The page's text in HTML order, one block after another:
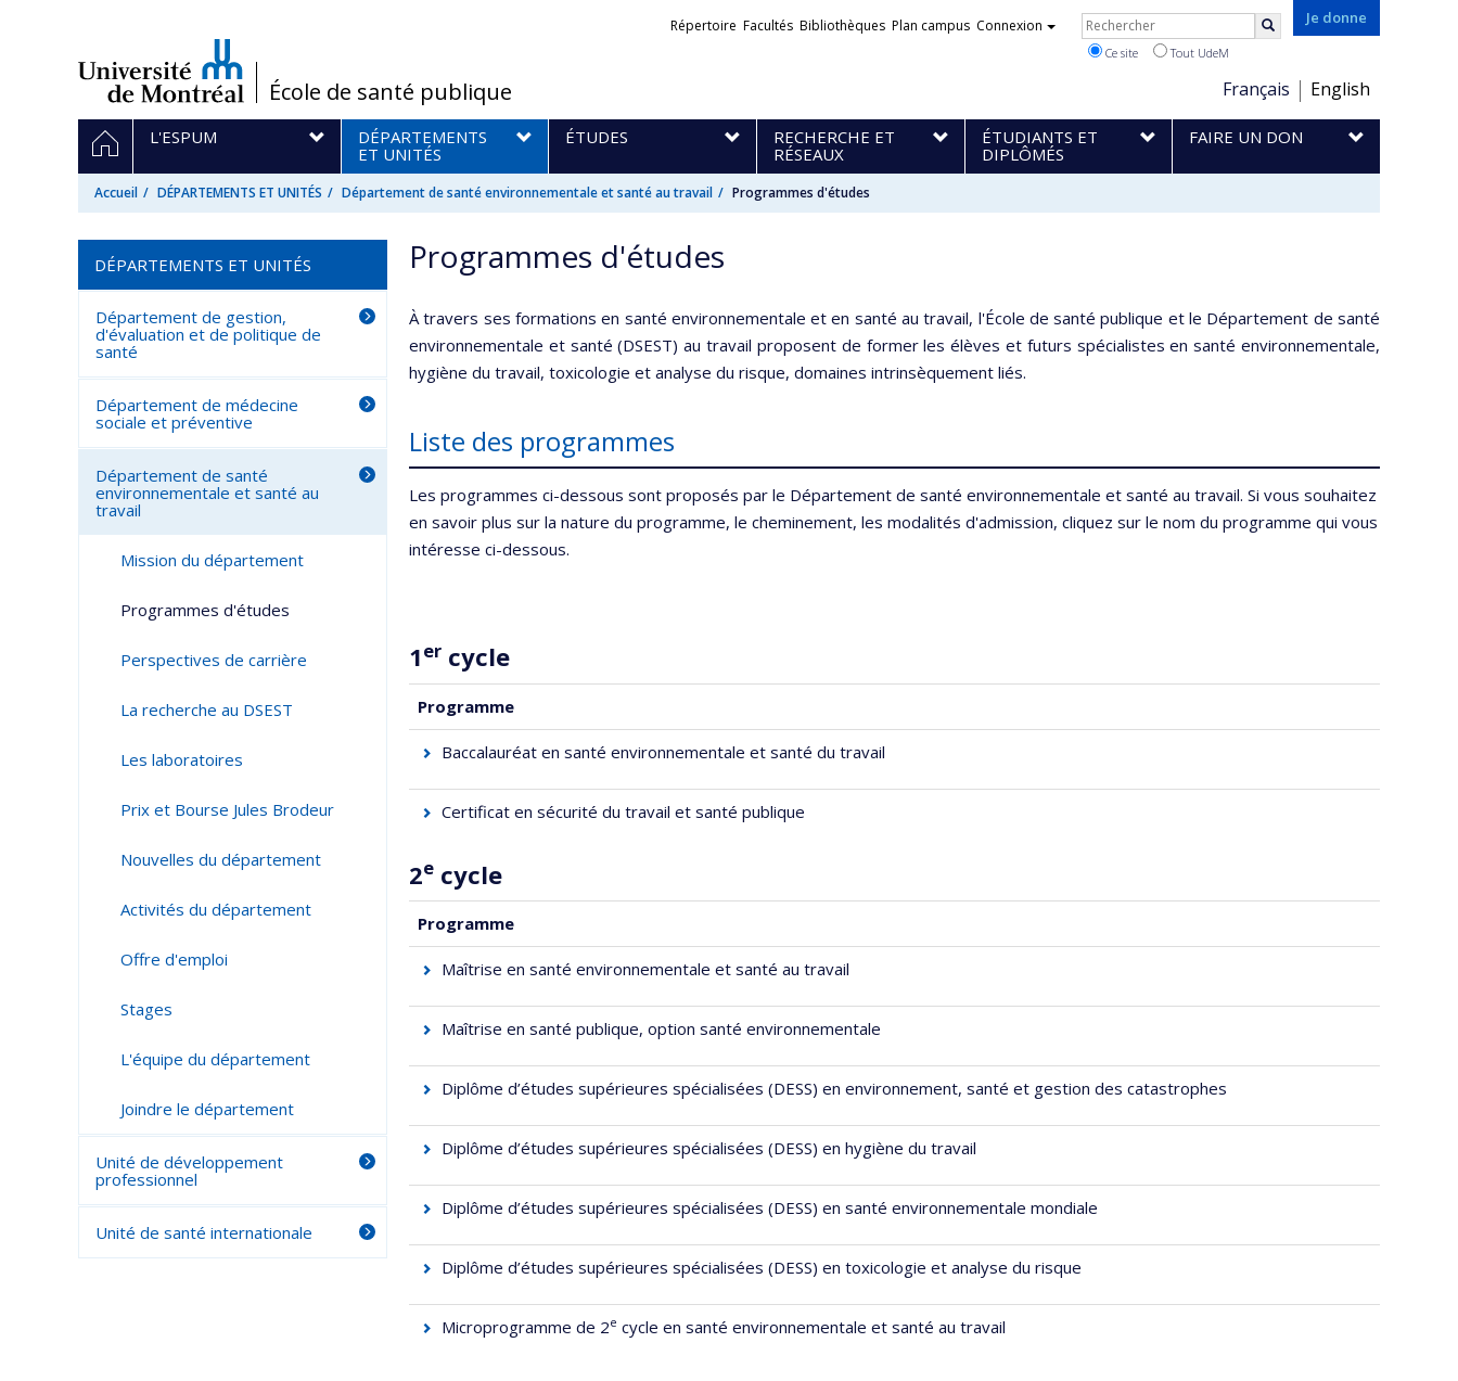
/École de santé publique
Je donne
Choix
de
la
langue
Français English
Liens
Répertoire Facultés Bibliothèques Plan campus Connexion Rechercher
Ce site Tout UdeM
Navigation
principale
ACCUEIL
L'ESPUM
DÉPARTEMENTS
ET UNITÉS
ÉTUDES
RECHERCHE ET
RÉSEAUX
ÉTUDIANTS ET
DIPLÔMÉS
FAIRE UN DON
Accueil DÉPARTEMENTS ET UNITÉS Département de santé environnementale et santé au travail Programmes d'études
Programmes d'études
À travers ses formations en santé environnementale et en santé au travail, l'École de santé publique et le Département de santé
environnementale et santé (DSEST) au travail proposent de former les élèves et futurs spécialistes en santé environnementale,
hygiène du travail, toxicologie et analyse du risque, domaines intrinsèquement liés.
Liste des programmes
Les programmes ci-dessous sont proposés par le Département de santé environnementale et santé au travail. Si vous souhaitez
en savoir plus sur la nature du programme, le cheminement, les modalités d'admission, cliquez sur le nom du programme qui vous
intéresse ci-dessous.
1er cycle
Programme
Baccalauréat en santé environnementale et santé du travail
Certificat en sécurité du travail et santé publique
2e cycle
Programme
Maîtrise en santé environnementale et santé au travail
Maîtrise en santé publique, option santé environnementale
Diplôme d’études supérieures spécialisées (DESS) en environnement, santé et gestion des catastrophes
Diplôme d’études supérieures spécialisées (DESS) en hygiène du travail
Diplôme d’études supérieures spécialisées (DESS) en santé environnementale mondiale
Diplôme d’études supérieures spécialisées (DESS) en toxicologie et analyse du risque
Microprogramme de 2e cycle en santé environnementale et santé au travail
DÉPARTEMENTS ET UNITÉS
Département de gestion,
d'évaluation et de politique de
santé
Département de médecine
sociale et préventive
Département de santé
environnementale et santé au
travail
Mission du département
Programmes d'études
Perspectives de carrière
La recherche au DSEST
Les laboratoires
Prix et Bourse Jules Brodeur
Nouvelles du département
Activités du département
Offre d'emploi
Stages
L'équipe du département
Joindre le département
Unité de développement
professionnel
Unité de santé internationale